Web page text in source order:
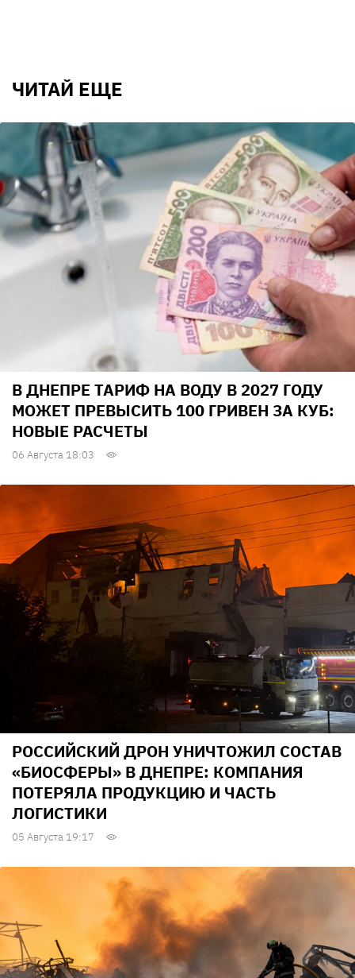
ЧИТАЙ ЕЩЕ
В ДНЕПРЕ ТАРИФ НА ВОДУ В 2027 ГОДУ
МОЖЕТ ПРЕВЫСИТЬ 100 ГРИВЕН ЗА КУБ:
НОВЫЕ РАСЧЕТЫ
06 Августа 18:03
РОССИЙСКИЙ ДРОН УНИЧТОЖИЛ СОСТАВ
«БИОСФЕРЫ» В ДНЕПРЕ: КОМПАНИЯ
ПОТЕРЯЛА ПРОДУКЦИЮ И ЧАСТЬ
ЛОГИСТИКИ
05 Августа 19:17